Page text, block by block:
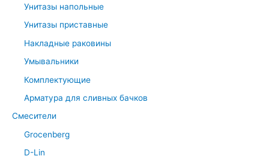
Унитазы напольные
Унитазы приставные
Накладные раковины
Умывальники
Комплектующие
Арматура для сливных бачков
Смесители
Grocenberg
D-Lin